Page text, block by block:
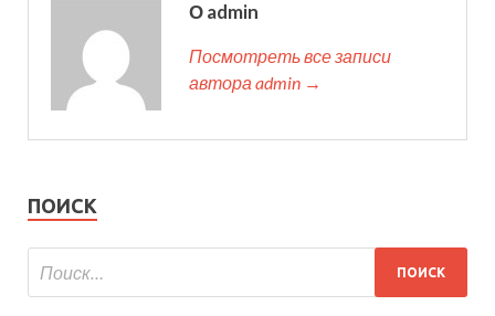
О admin
Посмотреть все записи
автора admin →
ПОИСК